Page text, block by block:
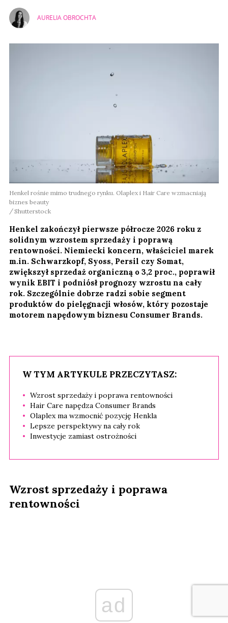
AURELIA OBROCHTA
Henkel rośnie mimo trudnego rynku. Olaplex i Hair Care wzmacniają
biznes beauty
Shutterstock
Henkel zakończył pierwsze półrocze 2026 roku z
solidnym wzrostem sprzedaży i poprawą
rentowności. Niemiecki koncern, właściciel marek
m.in. Schwarzkopf, Syoss, Persil czy Somat,
zwiększył sprzedaż organiczną o 3,2 proc., poprawił
wynik EBIT i podniósł prognozy wzrostu na cały
rok. Szczególnie dobrze radzi sobie segment
produktów do pielęgnacji włosów, który pozostaje
motorem napędowym biznesu Consumer Brands.
W TYM ARTYKULE PRZECZYTASZ:
Wzrost sprzedaży i poprawa rentowności
Hair Care napędza Consumer Brands
Olaplex ma wzmocnić pozycję Henkla
Lepsze perspektywy na cały rok
Inwestycje zamiast ostrożności
Wzrost sprzedaży i poprawa
rentowności
ad